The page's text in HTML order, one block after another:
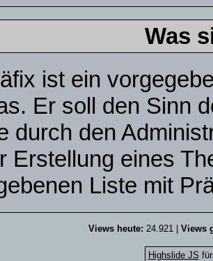
Was
ist ein
Er soll den Sinn
durch den
Erstellung eines
Liste mit
Views heute: 24.921 | Views
Highslide JS